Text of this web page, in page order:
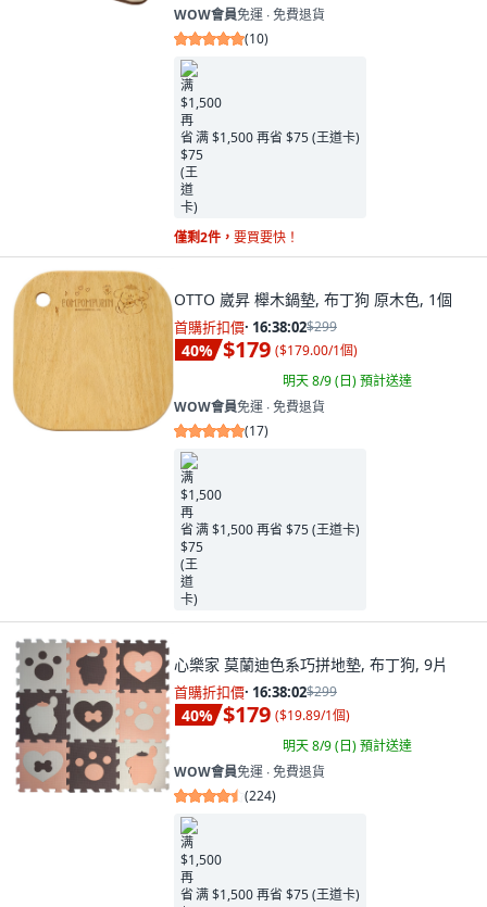
WOW會員免運 ∙ 免費退貨
(10)
满 $1,500 再省 $75 (王道卡)
僅剩2件， 要買要快！
OTTO 崴昇 櫸木鍋墊, 布丁狗 原木色, 1個
首購折扣價· 16:38:00$299
40% $179 ($179.00/1個)
明天 8/9 (日)預計送達
WOW會員免運 ∙ 免費退貨
(17)
满 $1,500 再省 $75 (王道卡)
心樂家 莫蘭迪色系巧拼地墊, 布丁狗, 9片
首購折扣價· 16:38:00$299
40% $179 ($19.89/1個)
明天 8/9 (日)預計送達
WOW會員免運 ∙ 免費退貨
(224)
满 $1,500 再省 $75 (王道卡)